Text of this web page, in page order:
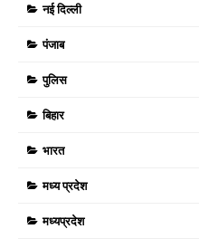
नई दिल्ली
पंजाब
पुलिस
बिहार
भारत
मध्य प्रदेश
मध्यप्रदेश